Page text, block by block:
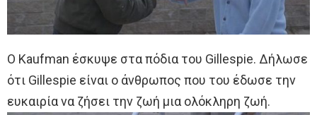
Ο Kaufman έσκυψε στα πόδια του Gillespie. Δήλωσε
ότι Gillespie είναι ο άνθρωπος που του έδωσε την
ευκαιρία να ζήσει την ζωή μια ολόκληρη ζωή.